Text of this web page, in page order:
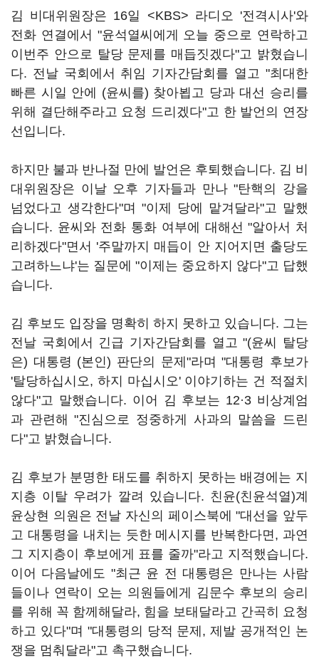
김 비대위원장은 16일 <KBS> 라디오 '전격시사'와
전화 연결에서 "윤석열씨에게 오늘 중으로 연락하고
이번주 안으로 탈당 문제를 매듭짓겠다"고 밝혔습니
다. 전날 국회에서 취임 기자간담회를 열고 "최대한
빠른 시일 안에 (윤씨를) 찾아뵙고 당과 대선 승리를
위해 결단해주라고 요청 드리겠다"고 한 발언의 연장
선입니다.
하지만 불과 반나절 만에 발언은 후퇴했습니다. 김 비
대위원장은 이날 오후 기자들과 만나 "탄핵의 강을
넘었다고 생각한다"며 "이제 당에 맡겨달라"고 말했
습니다. 윤씨와 전화 통화 여부에 대해선 "알아서 처
리하겠다"면서 '주말까지 매듭이 안 지어지면 출당도
고려하느냐'는 질문에 "이제는 중요하지 않다"고 답했
습니다.
김 후보도 입장을 명확히 하지 못하고 있습니다. 그는
전날 국회에서 긴급 기자간담회를 열고 "(윤씨 탈당
은) 대통령 (본인) 판단의 문제"라며 "대통령 후보가
'탈당하십시오, 하지 마십시오' 이야기하는 건 적절치
않다"고 말했습니다. 이어 김 후보는 12·3 비상계엄
과 관련해 "진심으로 정중하게 사과의 말씀을 드린
다"고 밝혔습니다.
김 후보가 분명한 태도를 취하지 못하는 배경에는 지
지층 이탈 우려가 깔려 있습니다. 친윤(친윤석열)계
윤상현 의원은 전날 자신의 페이스북에 "대선을 앞두
고 대통령을 내치는 듯한 메시지를 반복한다면, 과연
그 지지층이 후보에게 표를 줄까"라고 지적했습니다.
이어 다음날에도 "최근 윤 전 대통령은 만나는 사람
들이나 연락이 오는 의원들에게 김문수 후보의 승리
를 위해 꼭 함께해달라, 힘을 보태달라고 간곡히 요청
하고 있다"며 "대통령의 당적 문제, 제발 공개적인 논
쟁을 멈춰달라"고 촉구했습니다.